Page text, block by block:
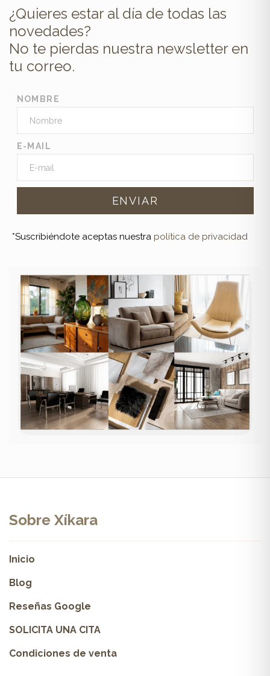
¿Quieres estar al día de todas las
novedades?
No te pierdas nuestra newsletter en
tu correo.
NOMBRE
E-MAIL
*Suscribiéndote aceptas nuestra política de privacidad
Sobre Xíkara
Inicio
Blog
Reseñas Google
SOLICITA UNA CITA
Condiciones de venta